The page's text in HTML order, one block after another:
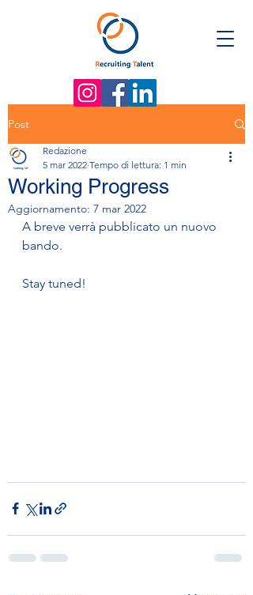
Post
Working Progress
Redazione
5 mar 2022 Tempo di lettura: 1 min
Aggiornamento: 7 mar 2022
A breve verrà pubblicato un nuovo
bando.
Stay tuned!